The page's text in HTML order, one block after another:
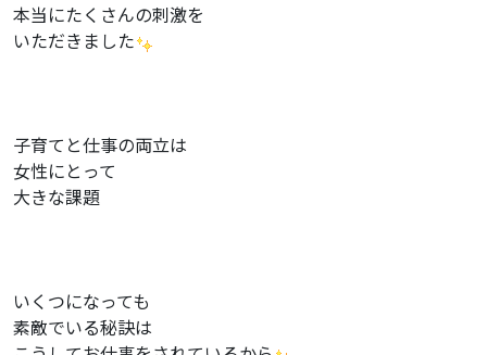
本当にたくさんの刺激を
いただきました
子育てと仕事の両立は
女性にとって
大きな課題
いくつになっても
素敵でいる秘訣は